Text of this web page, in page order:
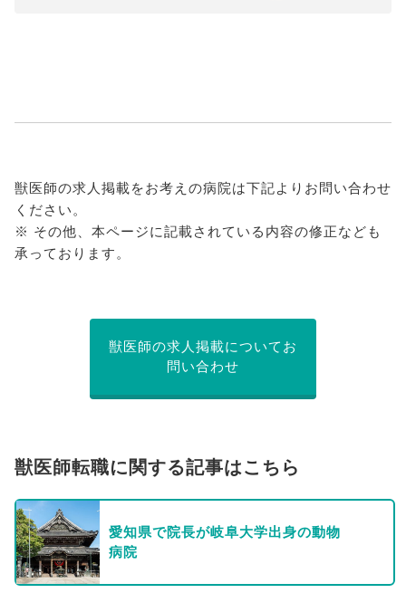
獣医師の求人掲載をお考えの病院は下記よりお問い合わせ
ください。
※ その他、本ページに記載されている内容の修正なども
承っております。
獣医師の求人掲載についてお
問い合わせ
獣医師転職に関する記事はこちら
愛知県で院長が岐阜大学出身の動物
病院